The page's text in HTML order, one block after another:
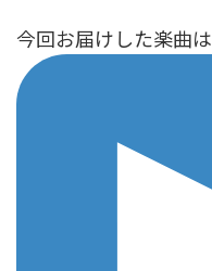
今回お届けした楽曲は